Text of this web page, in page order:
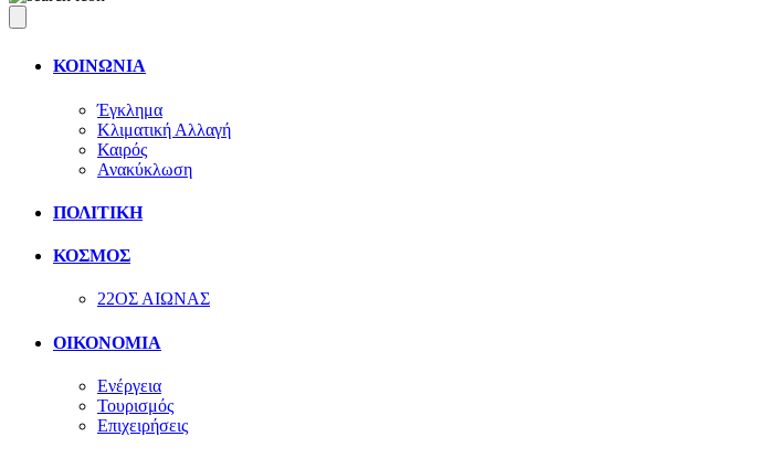
ΚΟΙΝΩΝΙΑ
Έγκλημα
Κλιματική Αλλαγή
Καιρός
Ανακύκλωση
ΠΟΛΙΤΙΚΗ
ΚΟΣΜΟΣ
22ΟΣ ΑΙΩΝΑΣ
ΟΙΚΟΝΟΜΙΑ
Ενέργεια
Τουρισμός
Επιχειρήσεις